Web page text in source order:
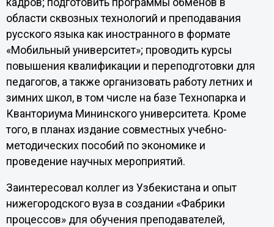
области сквозных технологий и преподавания
русского языка как иностранного в формате
«Мобильный университет»; проводить курсы
повышения квалификации и переподготовки для
педагогов, а также организовать работу летних и
зимних школ, в том числе на базе Технопарка и
Кванториума Мининского университета. Кроме
того, в планах издание совместных учебно-
методических пособий по экономике и
проведение научных мероприятий.
Заинтересовал коллег из Узбекистана и опыт
нижегородского вуза в создании «Фабрики
процессов» для обучения преподавателей,